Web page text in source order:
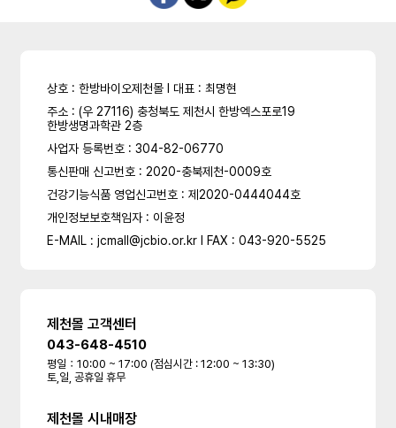
상호 : 한방바이오제천몰 l 대표 : 최명현
주소 : (우 27116) 충청북도 제천시 한방엑스포로19
한방생명과학관 2층
사업자 등록번호 : 304-82-06770
통신판매 신고번호 : 2020-충북제천-0009호
건강기능식품 영업신고번호 : 제2020-0444044호
개인정보보호책임자 : 이윤정
E-MAIL : jcmall@jcbio.or.kr l FAX : 043-920-5525
제천몰 고객센터
043-648-4510
평일：10:00 ~ 17:00 (점심시간 : 12:00 ~ 13:30)
토,일, 공휴일 휴무
제천몰 시내매장